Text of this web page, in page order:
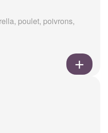
poulet, poivrons,